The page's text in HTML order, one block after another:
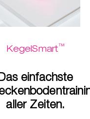
KegelSmart™
einfachste
aller Zeiten.